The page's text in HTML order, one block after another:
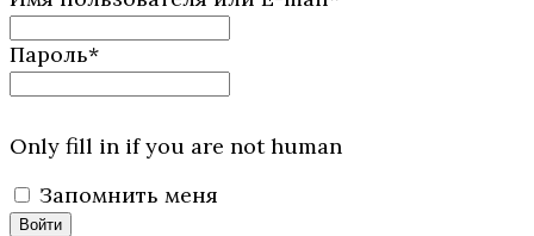
Пароль*
Only fill in if you are not human
Запомнить меня